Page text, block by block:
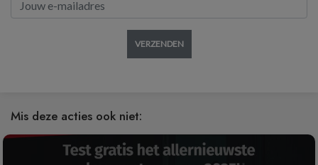
VERZENDEN
Mis deze acties ook niet: